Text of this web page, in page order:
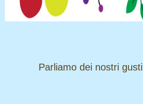
​​​​​​​Parliamo dei nostri